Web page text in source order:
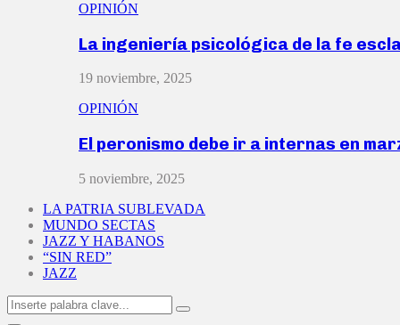
OPINIÓN
La ingeniería psicológica de la fe
19 noviembre, 2025
OPINIÓN
El peronismo debe ir a internas en
5 noviembre, 2025
LA PATRIA SUBLEVADA
MUNDO SECTAS
JAZZ Y HABANOS
“SIN RED”
JAZZ
Search
for:
Search